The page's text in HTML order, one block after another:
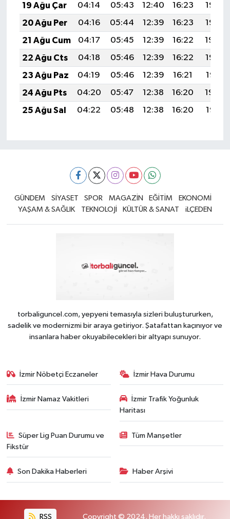
19 Ağu Çar
04:14 05:43 12:40 16:23
19:26
20 Ağu Per
04:16 05:44 12:39 16:23
19:25
21 Ağu Cum
04:17 05:45 12:39 16:22
19:24
22 Ağu Cts
04:18 05:46 12:39 16:22
19:22
23 Ağu Paz
04:19 05:46 12:39 16:21
19:21
24 Ağu Pts
04:20 05:47 12:38 16:20
19:20
25 Ağu Sal
04:22 05:48 12:38 16:20 19:18
GÜNDEM SİYASET SPOR MAGAZİN EĞİTİM
EKONOMİ
YAŞAM & SAĞLIK
TEKNOLOJİ KÜLTÜR & SANAT iLÇEDEN
torbaliguncel.com, yepyeni temasıyla sizleri buluştururken,
sadelik ve modernizmi bir araya getiriyor. Şatafattan kaçınıyor ve
insanlara haber okuyabilecekleri bir altyapı sunuyor.
İzmir Nöbetçi Eczaneler İzmir Hava Durumu
İzmir Namaz Vakitleri
İzmir Trafik Yoğunluk
Haritası
Süper Lig Puan Durumu ve
Fikstür
Tüm Manşetler
Son Dakika Haberleri Haber Arşivi
RSS Copyright © 2024. Her hakkı saklıdır.